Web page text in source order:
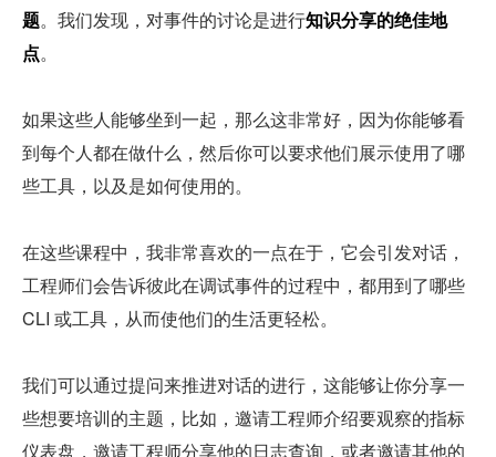
题。我们发现，对事件的讨论是进行知识分享的绝佳地
点。
如果这些人能够坐到一起，那么这非常好，因为你能够看
到每个人都在做什么，然后你可以要求他们展示使用了哪
些工具，以及是如何使用的。
在这些课程中，我非常喜欢的一点在于，它会引发对话，
工程师们会告诉彼此在调试事件的过程中，都用到了哪些
CLI 或工具，从而使他们的生活更轻松。
我们可以通过提问来推进对话的进行，这能够让你分享一
些想要培训的主题，比如，邀请工程师介绍要观察的指标
仪表盘，邀请工程师分享他的日志查询，或者邀请其他的